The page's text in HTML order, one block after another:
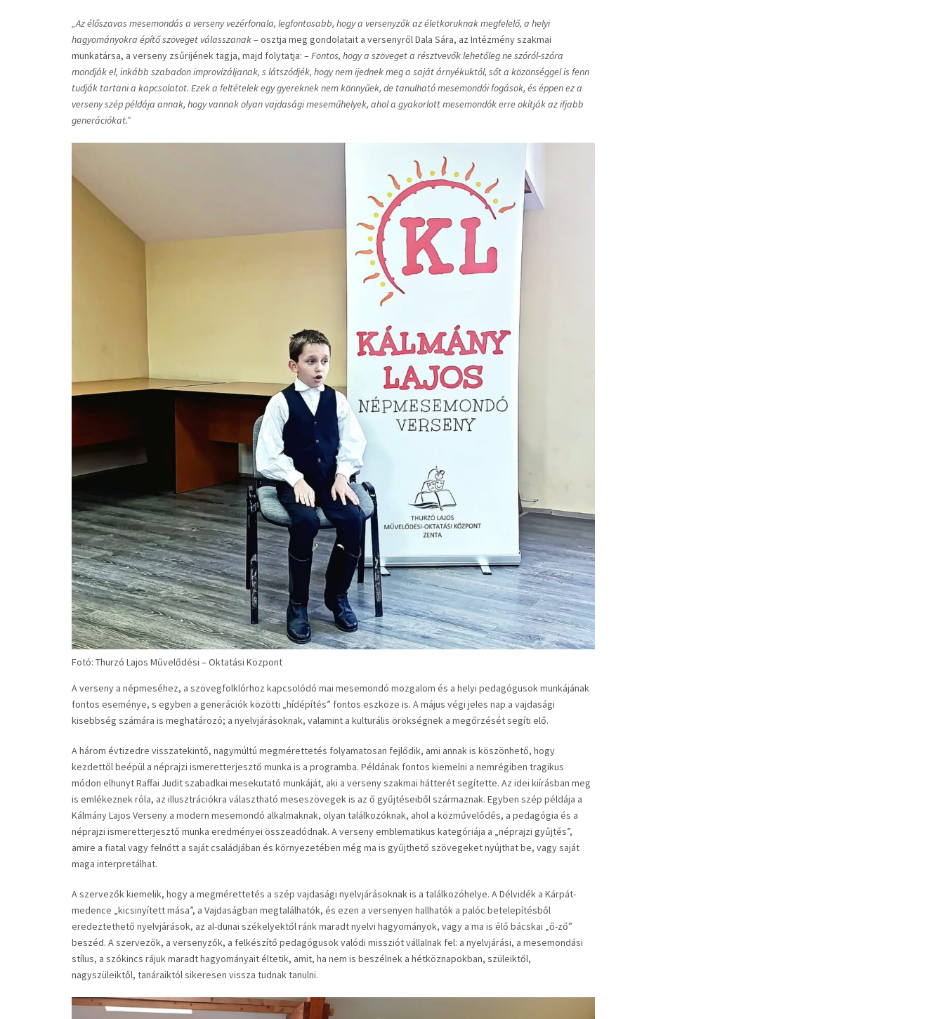
„Az élőszavas mesemondás a verseny vezérfonala, legfontosabb, hogy a versenyzők az életkoruknak megfelelő, a helyi
hagyományokra építő szöveget válasszanak– osztja meg gondolatait a versenyről Dala Sára, az Intézmény szakmai
munkatársa, a verseny zsűrijének tagja, majd folytatja: – Fontos, hogy a szöveget a résztvevők lehetőleg ne szóról-szóra
mondják el, inkább szabadon improvizáljanak, s látszódjék, hogy nem ijednek meg a saját árnyékuktól, sőt a közönséggel is fenn
tudják tartani a kapcsolatot. Ezek a feltételek egy gyereknek nem könnyűek, de tanulható mesemondói fogások, és éppen ez a
verseny szép példája annak, hogy vannak olyan vajdasági meseműhelyek, ahol a gyakorlott mesemondók erre okítják az ifjabb
generációkat.”
Fotó: Thurzó Lajos Művelődési – Oktatási Központ
A verseny a népmeséhez, a szövegfolklórhoz kapcsolódó mai mesemondó mozgalom és a helyi pedagógusok munkájának
fontos eseménye, s egyben a generációk közötti „hídépítés” fontos eszköze is. A május végi jeles nap a vajdasági
kisebbség számára is meghatározó; a nyelvjárásoknak, valamint a kulturális örökségnek a megőrzését segíti elő.
A három évtizedre visszatekintő, nagymúltú megmérettetés folyamatosan fejlődik, ami annak is köszönhető, hogy
kezdettől beépül a néprajzi ismeretterjesztő munka is a programba. Példának fontos kiemelni a nemrégiben tragikus
módon elhunyt Raffai Judit szabadkai mesekutató munkáját, aki a verseny szakmai hátterét segítette. Az idei kiírásban meg
is emlékeznek róla, az illusztrációkra választható meseszövegek is az ő gyűjtéseiből származnak. Egyben szép példája a
Kálmány Lajos Verseny a modern mesemondó alkalmaknak, olyan találkozóknak, ahol a közművelődés, a pedagógia és a
néprajzi ismeretterjesztő munka eredményei összeadódnak. A verseny emblematikus kategóriája a „néprajzi gyűjtés”,
amire a fiatal vagy felnőtt a saját családjában és környezetében még ma is gyűjthető szövegeket nyújthat be, vagy saját
maga interpretálhat.
A szervezők kiemelik, hogy a megmérettetés a szép vajdasági nyelvjárásoknak is a találkozóhelye. A Délvidék a Kárpát-
medence „kicsinyített mása”, a Vajdaságban megtalálhatók, és ezen a versenyen hallhatók a palóc betelepítésből
eredeztethető nyelvjárások, az al-dunai székelyektől ránk maradt nyelvi hagyományok, vagy a ma is élő bácskai „ő-ző”
beszéd. A szervezők, a versenyzők, a felkészítő pedagógusok valódi missziót vállalnak fel: a nyelvjárási, a mesemondási
stílus, a szókincs rájuk maradt hagyományait éltetik, amit, ha nem is beszélnek a hétköznapokban, szüleiktől,
nagyszüleiktől, tanáraiktól sikeresen vissza tudnak tanulni.